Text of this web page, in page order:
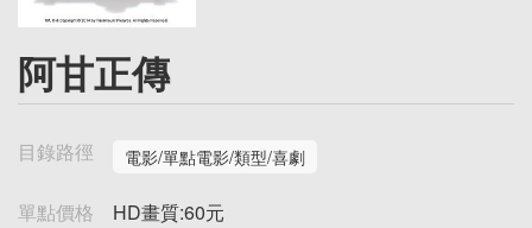
阿甘正傳
目錄路徑 電影/單點電影/類型/喜劇
單點價格
HD畫質:60元